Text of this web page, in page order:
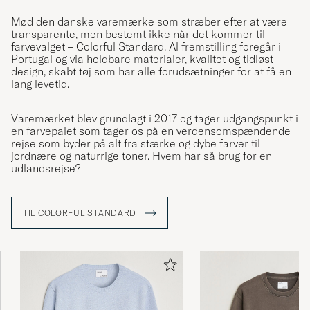
Skön och sitter som den ska!
ANTON L KØBTE PÅ CAREOFCARL.SE
Snygg färg på tröja. Bra i beställd storlek.
JAN E KØBTE PÅ CAREOFCARL.SE
Hurtig levering.
MARIANNE L KØBTE PÅ CAREOFCARL.DK
Superfin tröja ngt stor i storleken tyckte
sonen och bytte till en mindre storlek😊
Mød den danske varemærke som stræber efter at være
transparente, men bestemt ikke når det kommer til
farvevalget – Colorful Standard. Al fremstilling foregår i
Portugal og via holdbare materialer, kvalitet og tidløst
design, skabt tøj som har alle forudsætninger for at få en
lang levetid.
Varemærket blev grundlagt i 2017 og tager udgangspunkt i
en farvepalet som tager os på en verdensomspændende
rejse som byder på alt fra stærke og dybe farver til
jordnære og naturrige toner. Hvem har så brug for en
udlandsrejse?
TIL COLORFUL STANDARD